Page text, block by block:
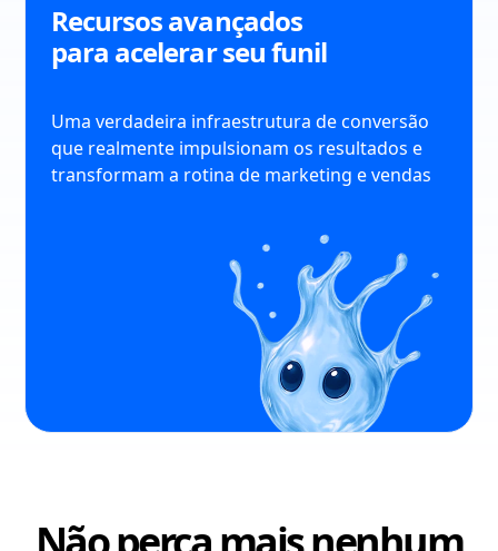
Recursos avançados
para acelerar seu funil
Uma verdadeira infraestrutura de conversão
que realmente impulsionam os resultados e
transformam a rotina de marketing e vendas